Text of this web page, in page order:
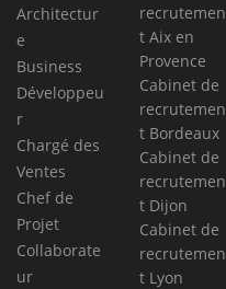
Architectur
e
Business
Développeu
r
Chargé des
Ventes
Chef de
Projet
Collaborate
ur
recrutemen
t Aix en
Provence
Cabinet de
recrutemen
t Bordeaux
Cabinet de
recrutemen
t Dijon
Cabinet de
recrutemen
t Lyon